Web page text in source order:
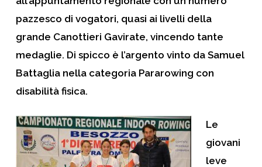
pazzesco di vogatori, quasi ai livelli della
grande Canottieri Gavirate, vincendo tante
medaglie. Di spicco è l’argento vinto da Samuel
Battaglianella categoria Pararowing con
disabilità fisica.
Le
giovani
leve